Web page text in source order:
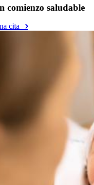
comienzo saludable
cita